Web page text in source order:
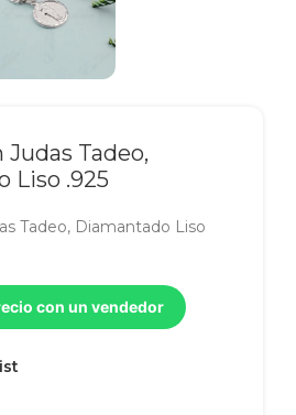
Judas Tadeo,
Liso .925
Tadeo, Diamantado Liso
con un vendedor